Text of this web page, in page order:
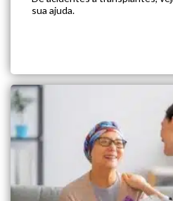
sua ajuda.